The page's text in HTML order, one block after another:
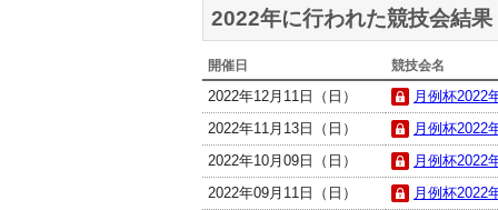
2022年に行われた競技会結果
開催日 競技会名
2022年12月11日（日）
月例杯2022
2022年11月13日（日）
月例杯2022
2022年10月09日（日）
月例杯2022
2022年09月11日（日）
月例杯2022